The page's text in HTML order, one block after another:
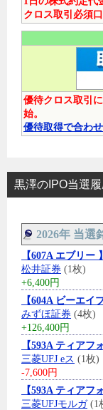
クロス取引必須口
優待クロス取引
始。
優待取得で合わせ
黒澤のIPO当選
2026年 当選
【607A エブリー 】
松井証券 (1枚)
+6,400円
【604A ビーエイ
みずほ証券 (4枚)
+126,400円
【593A ティアフ
三菱UFJ eス (1枚)
-7,600円
【593A ティアフ
三菱UFJモルガ(1